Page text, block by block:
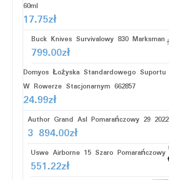
60ml
17.75zł
Buck Knives Survivalowy 830 Marksman
799.00zł
Domyos Łożyska Standardowego Suportu
W Rowerze Stacjonarnym 662857
24.99zł
Author Grand Asl Pomarańczowy 29 2022
3 894.00zł
Uswe Airborne 15 Szaro Pomarańczowy
551.22zł